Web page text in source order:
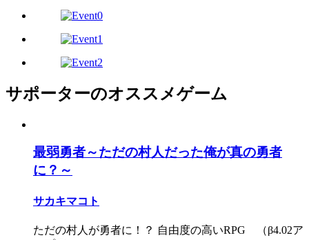
サポーターのオススメゲーム
最弱勇者～ただの村人だった俺が真の勇者
に？～
サカキマコト
ただの村人が勇者に！？ 自由度の高いRPG （β4.02ア